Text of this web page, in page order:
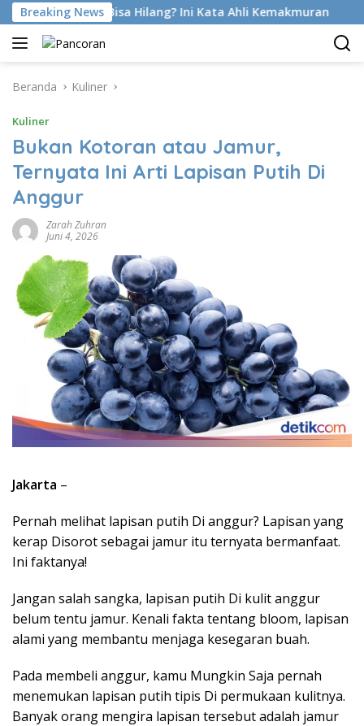
Langsung
ke
konten
Breaking News
Bisa Hilang? Ini Kata Ahli Kemakmuran
Beranda Kuliner
Kuliner
Bukan Kotoran atau Jamur,
Ternyata Ini Arti Lapisan Putih Di
Anggur
Zarah Zuhran
Juni 4, 2026
Jakarta –
Pernah melihat lapisan putih Di anggur? Lapisan yang
kerap Disorot sebagai jamur itu ternyata bermanfaat.
Ini faktanya!
Jangan salah sangka, lapisan putih Di kulit anggur
belum tentu jamur. Kenali fakta tentang bloom, lapisan
alami yang membantu menjaga kesegaran buah.
Pada membeli anggur, kamu Mungkin Saja pernah
menemukan lapisan putih tipis Di permukaan kulitnya.
Banyak orang mengira lapisan tersebut adalah jamur